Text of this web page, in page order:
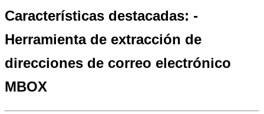
Características destacadas: -
Herramienta de extracción de
direcciones de correo electrónico
MBOX